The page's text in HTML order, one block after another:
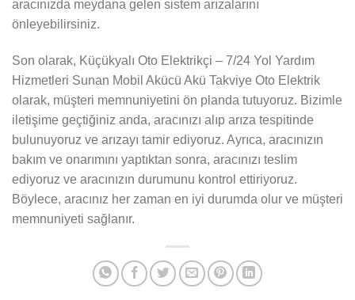
aracınızda meydana gelen sistem arızalarını
önleyebilirsiniz.
Son olarak, Küçükyalı Oto Elektrikçi – 7/24 Yol Yardım
Hizmetleri Sunan Mobil Akücü Akü Takviye Oto Elektrik
olarak, müşteri memnuniyetini ön planda tutuyoruz. Bizimle
iletişime geçtiğiniz anda, aracınızı alıp arıza tespitinde
bulunuyoruz ve arızayı tamir ediyoruz. Ayrıca, aracınızın
bakım ve onarımını yaptıktan sonra, aracınızı teslim
ediyoruz ve aracınızın durumunu kontrol ettiriyoruz.
Böylece, aracınız her zaman en iyi durumda olur ve müşteri
memnuniyeti sağlanır.